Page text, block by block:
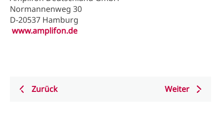
Normannenweg 30
D-20537 Hamburg
www.amplifon.de
Zurück Weiter